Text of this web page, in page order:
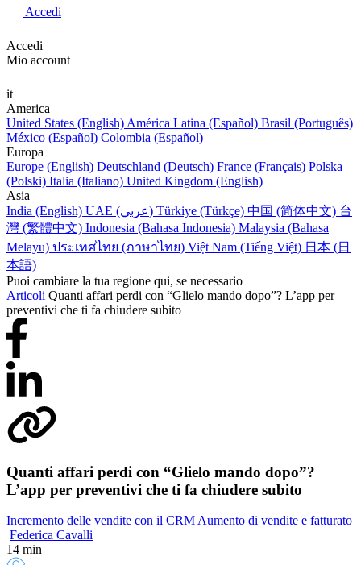
Accedi
Accedi
Mio account
it
America
United States (English) América Latina (Español) Brasil (Português)
México (Español) Colombia (Español)
Europa
Europe (English) Deutschland (Deutsch) France (Français) Polska
(Polski) Italia (Italiano) United Kingdom (English)
Asia
India (English)
UAE (عربي) Türkiye (Türkçe) 中国 (简体中文) 台
灣 (繁體中文) Indonesia (Bahasa Indonesia) Malaysia (Bahasa
Melayu) ประเทศไทย (ภาษาไทย) Việt Nam (Tiếng Việt) 日本 (日
本語)
Puoi cambiare la tua regione qui, se necessario
Articoli Quanti affari perdi con “Glielo mando dopo”? L’app per
preventivi che ti fa chiudere subito
Quanti affari perdi con “Glielo mando dopo”?
L’app per preventivi che ti fa chiudere subito
Incremento delle vendite con il CRMAumento di vendite e fatturato
Federica Cavalli
14 min